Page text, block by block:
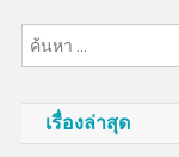
เรื่องล่าสุด